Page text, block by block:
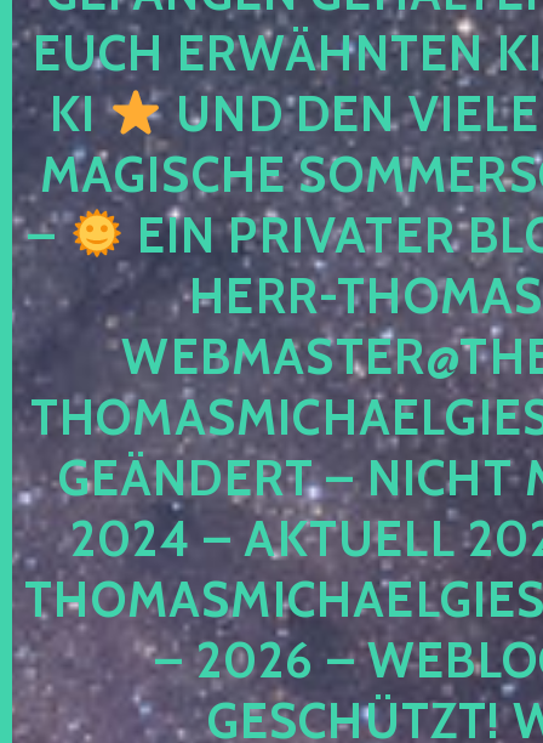
EUCH ERWÄHNTEN
KI
UND DEN
MAGISCHE
–
EIN PRIVATER
HERR-
GEÄNDERT – NICHT
2024 – AKTUELL
– 2026 –
ESCHÜTZT!